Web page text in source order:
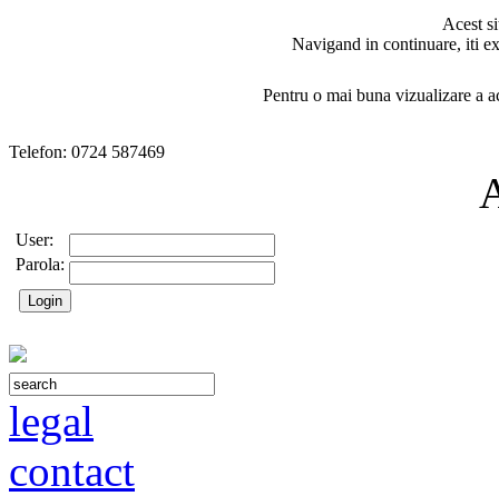
Acest
Navigand in continuare, iti
Pentru o mai buna vizualizare a
Telefon: 0724 587469
User:
Parola:
legal
contact